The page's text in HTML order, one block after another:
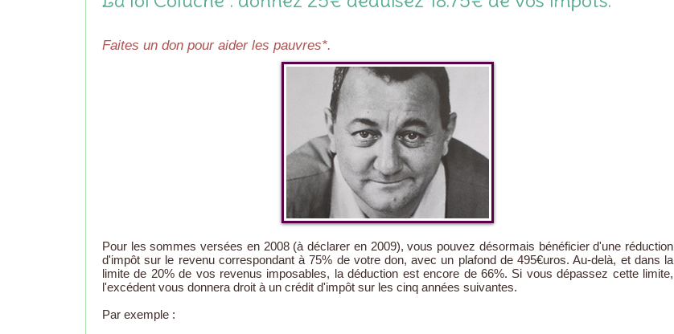
Faites un don pour aider les pauvres*.
Pour les sommes versées en 2008 (à déclarer en 2009), vous pouvez désormais bénéficier d'une réduction
d'impôt sur le revenu correspondant à 75% de votre don, avec un plafond de 495€uros. Au-delà, et dans la
limite de 20% de vos revenus imposables, la déduction est encore de 66%. Si vous dépassez cette limite,
l'excédent vous donnera droit à un crédit d'impôt sur les cinq années suivantes.
Par exemple :